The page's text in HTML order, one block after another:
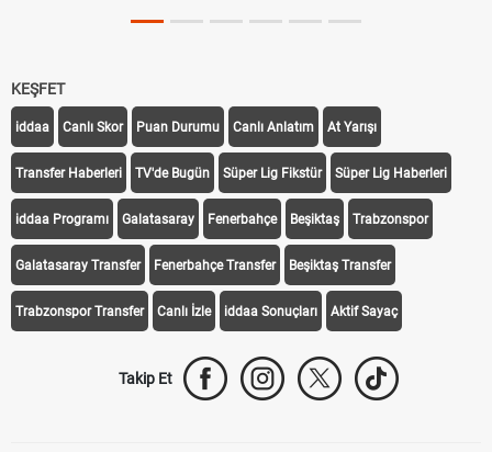
KEŞFET
iddaa Canlı Skor Puan Durumu Canlı Anlatım At Yarışı
Transfer Haberleri TV'de Bugün Süper Lig Fikstür Süper Lig Haberleri
iddaa Programı Galatasaray Fenerbahçe Beşiktaş Trabzonspor
Galatasaray Transfer Fenerbahçe Transfer Beşiktaş Transfer
Trabzonspor Transfer Canlı İzle iddaa Sonuçları Aktif Sayaç
Takip Et